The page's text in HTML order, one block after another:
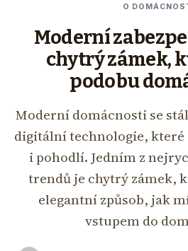
O
Moderní
chytrý zámek,
podobu
Moderní domácnosti se
digitální technologie, které
i pohodlí. Jedním z
trendů je chytrý zámek,
elegantní způsob, jak
vstupem do